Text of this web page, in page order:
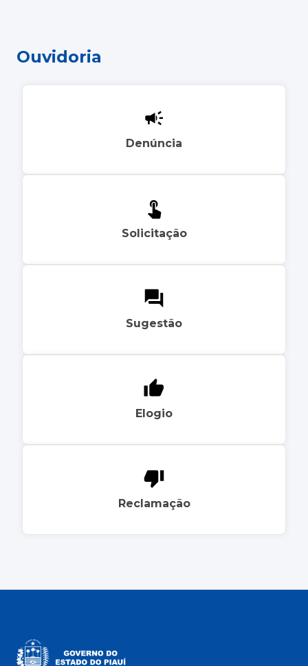
Ouvidoria
Denúncia
Solicitação
Sugestão
Elogio
Reclamação